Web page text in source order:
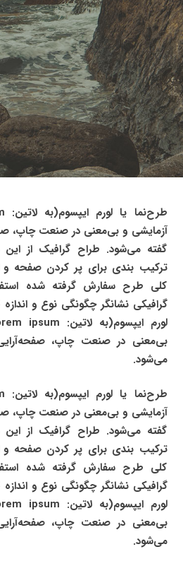
طرح‌نما
آزمایشی و بی‌معنی در صنعت چاپ،
گفته می‌شود. طراح گرافیک از
ترکیب بندی برای پر کردن صفحه و
کلی طرح سفارش گرفته شده
گرافیکی نشانگر چگونگی نوع و
بی‌معنی در صنعت چاپ،
می‌شود.
طرح‌نما
آزمایشی و بی‌معنی در صنعت چاپ،
گفته می‌شود. طراح گرافیک از
ترکیب بندی برای پر کردن صفحه و
کلی طرح سفارش گرفته شده
گرافیکی نشانگر چگونگی نوع و
بی‌معنی در صنعت چاپ،
می‌شود.